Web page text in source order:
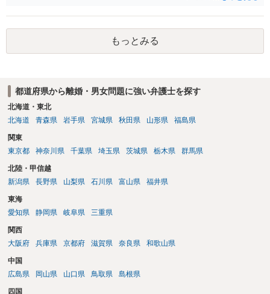
婚する、慰謝料をとるなど）ことができると思われます。 ただし、不
貞発覚後、長期間同居を続けると、不貞を許したとの評価につながる
場合がありますので、ご注意ください。 以上、ご参考まで。
もっとみる
都道府県から離婚・男女問題に強い弁護士を探す
北海道・東北
北海道
青森県 岩手県 宮城県 秋田県 山形県 福島県
関東
東京都
神奈川県 千葉県 埼玉県 茨城県 栃木県 群馬県
北陸・甲信越
新潟県
長野県 山梨県 石川県 富山県 福井県
東海
愛知県
静岡県 岐阜県 三重県
関西
大阪府
兵庫県 京都府 滋賀県 奈良県 和歌山県
中国
広島県
岡山県 山口県 鳥取県 島根県
四国